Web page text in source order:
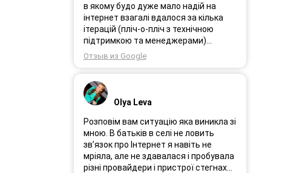
в якому будо дуже мало надій на
інтернет взагалі вдалося за кілька
ітерацій (пліч-о-пліч з технічною
підтримкою та менеджерами)
досягнути нереальної швидкості в
~20МБіт/с. Можна мріяти про більше,
результат, так як перші спроби
впиралися в максимум 4-5 МБіт/с.
Спробували усіх можливих
операторів, обертав десятки разів
антену, змінили один раз модем з
невеликою доплатою і вдалося
неможливе :) Дякую вам! Безумовно
вдячний і радий знайомству.
Отзыв из Google
Olya Leva
Розповім вам ситуацію яка виникла зі
мною. В батьків в селі не ловить
зв’язок про Інтернет я навіть не
мріяла, але не здавалася і пробувала
різні провайдери і пристрої стегнах